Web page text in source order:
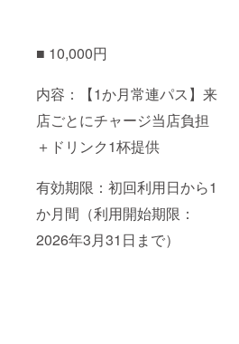
■ 10,000円
内容：【1か月常連パス】来
店ごとにチャージ当店負担
＋ドリンク1杯提供
有効期限：初回利用日から1
か月間（利用開始期限：
2026年3月31日まで）